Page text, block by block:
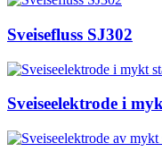
Sveisefluss SJ302
Sveiseelektrode i